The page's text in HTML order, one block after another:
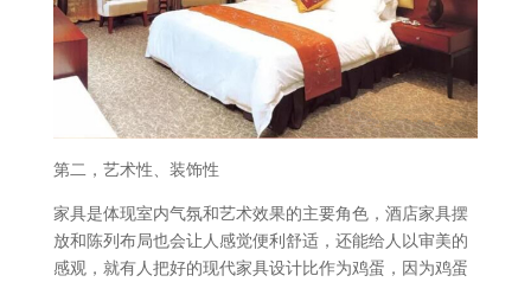
第二，艺术性、装饰性
家具是体现室内气氛和艺术效果的主要角色，酒店家具摆
放和陈列布局也会让人感觉便利舒适，还能给人以审美的
感观，就有人把好的现代家具设计比作为鸡蛋，因为鸡蛋